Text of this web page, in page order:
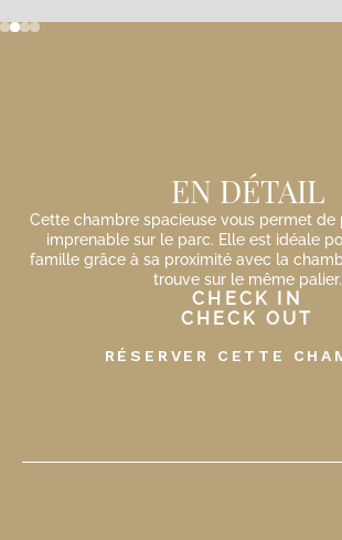
Slide 2 of 4.
EN DÉTAIL
Cette chambre spacieuse vous permet de
imprenable sur le parc. Elle est idéale
famille grâce à sa proximité avec la
trouve sur le même palier.
RÉSERVER CETTE
CHECK IN
CHECK OUT